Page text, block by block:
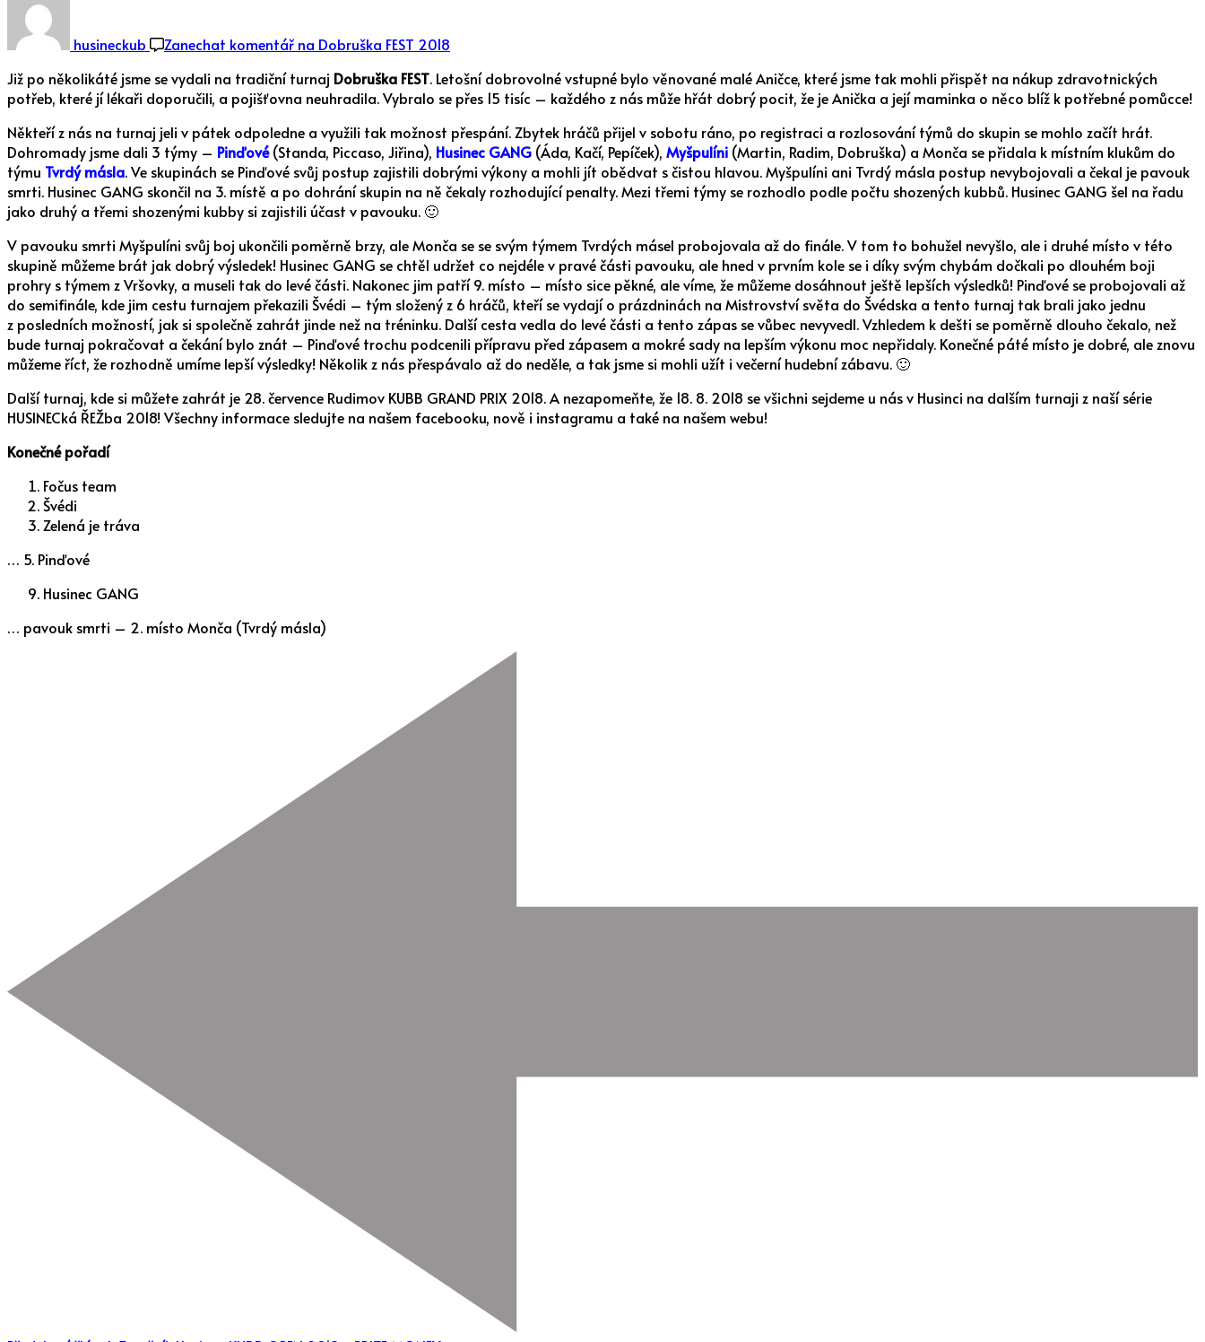
husineckub Zanechat komentář na Dobruška FEST 2018
Již po několikáté jsme se vydali na tradiční turnaj Dobruška FEST. Letošní dobrovolné vstupné bylo věnované malé Aničce, které jsme tak mohli přispět na nákup zdravotnických
potřeb, které jí lékaři doporučili, a pojišťovna neuhradila. Vybralo se přes 15 tisíc – každého z nás může hřát dobrý pocit, že je Anička a její maminka o něco blíž k potřebné pomůcce!
Někteří z nás na turnaj jeli v pátek odpoledne a využili tak možnost přespání. Zbytek hráčů přijel v sobotu ráno, po registraci a rozlosování týmů do skupin se mohlo začít hrát.
Dohromady jsme dali 3 týmy – Pinďové(Standa, Piccaso, Jiřina), Husinec GANG (Áda, Kačí, Pepíček), Myšpulíni (Martin, Radim, Dobruška) a Monča se přidala k místním klukům do
týmu Tvrdý másla. Ve skupinách se Pinďové svůj postup zajistili dobrými výkony a mohli jít obědvat s čistou hlavou. Myšpulíni ani Tvrdý másla postup nevybojovali a čekal je pavouk
smrti. Husinec GANG skončil na 3. místě a po dohrání skupin na ně čekaly rozhodující penalty. Mezi třemi týmy se rozhodlo podle počtu shozených kubbů. Husinec GANG šel na řadu
jako druhý a třemi shozenými kubby si zajistili účast v pavouku. 🙂
V pavouku smrti Myšpulíni svůj boj ukončili poměrně brzy, ale Monča se se svým týmem Tvrdých másel probojovala až do finále. V tom to bohužel nevyšlo, ale i druhé místo v této
skupině můžeme brát jak dobrý výsledek! Husinec GANG se chtěl udržet co nejdéle v pravé části pavouku, ale hned v prvním kole se i díky svým chybám dočkali po dlouhém boji
prohry s týmem z Vršovky, a museli tak do levé části. Nakonec jim patří 9. místo – místo sice pěkné, ale víme, že můžeme dosáhnout ještě lepších výsledků! Pinďové se probojovali až
do semifinále, kde jim cestu turnajem překazili Švédi – tým složený z 6 hráčů, kteří se vydají o prázdninách na Mistrovství světa do Švédska a tento turnaj tak brali jako jednu
z posledních možností, jak si společně zahrát jinde než na tréninku. Další cesta vedla do levé části a tento zápas se vůbec nevyvedl. Vzhledem k dešti se poměrně dlouho čekalo, než
bude turnaj pokračovat a čekání bylo znát – Pinďové trochu podcenili přípravu před zápasem a mokré sady na lepším výkonu moc nepřidaly. Konečné páté místo je dobré, ale znovu
můžeme říct, že rozhodně umíme lepší výsledky! Několik z nás přespávalo až do neděle, a tak jsme si mohli užít i večerní hudební zábavu. 🙂
Další turnaj, kde si můžete zahrát je 28. července Rudimov KUBB GRAND PRIX 2018. A nezapomeňte, že 18. 8. 2018 se všichni sejdeme u nás v Husinci na dalším turnaji z naší série
HUSINECká ŘEŽba 2018! Všechny informace sledujte na našem facebooku, nově i instagramu a také na našem webu!
Konečné pořadí
Fočus team
Švédi
Zelená je tráva
… 5. Pinďové
Husinec GANG
… pavouk smrti – 2. místo Monča (Tvrdý másla)